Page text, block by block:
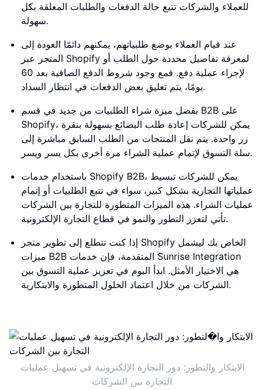
للعملاء والشركات تتبع حالة الدفعات والطلبات المعلقة بكل
سهولة.
عند قيام العملاء بوضع طلبياتهم، يمكنهم دائمًا العودة إلى
المتجر عبر Shopify لمعرفة تفاصيل محددة حول الطلب أو
لإجراء عملية دفع. فمع وجود شروط الدفع الصافية بعد 60
يومًا، يتم تعليق بعض الدفعات في انتظار السداد.
بفضل ميزة شراء الطلبيات من جديد في قسم B2B على
Shopify، يمكن للشركات إعادة طلب البضائع بسهولة بنقرة
زر واحدة. يتم نقل المنتجات من الطلب السابق مباشرة إلى
سلة التسوق لإتمام عملية الشراء مرة أخرى بكل يسر ويسر.
باستخدام خدمات Shopify B2B، يمكن للشركات تبسيط
عملياتها التجارية بشكل كبير، سواء في تتبع الطلبيات أو إتمام
عمليات الشراء. هذه الميزات المتطورة للتجارة بين الشركات
تأتي لتعزز التطور والنمو في قطاع التجارة الإلكترونية.
إذا كنت تتطلع إلى تطوير متجر Shopify الخاص بك ليشمل
ميزات B2B المتقدمة، فإن خدمات Sunrise Integration
هي الاختيار الأمثل. ابدأ اليوم في تعزيز عملية التسوق بين
الشركات من خلال اعتماد الحلول المتطورة والابتكارية.
الابتكار والتطور: دور التجارة الإلكترونية في تسهيل عمليات
التجارة بين الشركات